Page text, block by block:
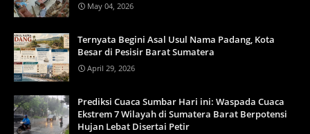
May 04, 2026
Ternyata Begini Asal Usul Nama Padang, Kota
Besar di Pesisir Barat Sumatera
April 29, 2026
Prediksi Cuaca Sumbar Hari ini: Waspada Cuaca
Ekstrem 7 Wilayah di Sumatera Barat Berpotensi
Hujan Lebat Disertai Petir